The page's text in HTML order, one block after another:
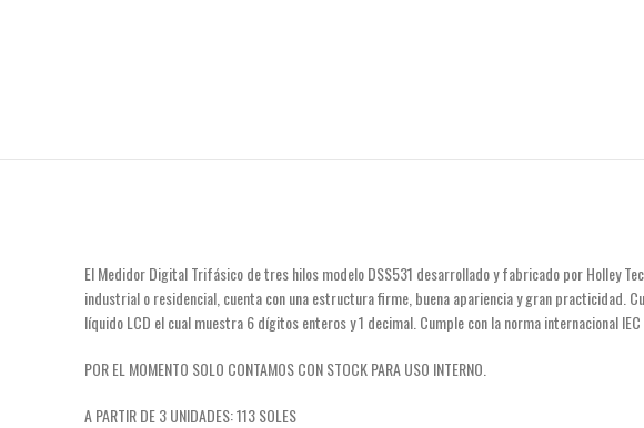
El Medidor Digital Trifásico de tres hilos modelo DSS531 desarrollado y fabricado por Holley
industrial o residencial, cuenta con una estructura firme, buena apariencia y gran practicidad.
líquido LCD el cual muestra 6 dígitos enteros y 1 decimal. Cumple con la norma internacional
POR EL MOMENTO SOLO CONTAMOS CON STOCK PARA USO INTERNO.
A PARTIR DE 3 UNIDADES: 113 SOLES